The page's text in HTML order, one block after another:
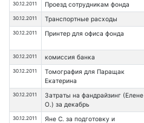
30.12.2011 Проезд сотрудникам фонда
30.12.2011 Транспортные расходы
30.12.2011 Принтер для офиса фонда
30.12.2011 комиссия банка
30.12.2011
Томография для Паращак
Екатерина
30.12.2011
Затраты на фандрайзинг (Елене
О.) за декабрь
30.12.2011
Яне С. за подготовку и